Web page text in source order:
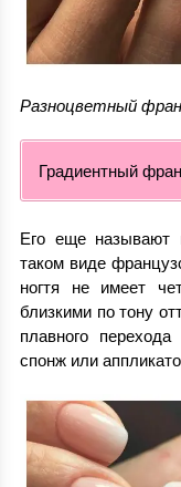
Разноцветный
Градиентный
Его еще
таком виде
ногтя не имеет
близкими по тону
плавного
спонж или